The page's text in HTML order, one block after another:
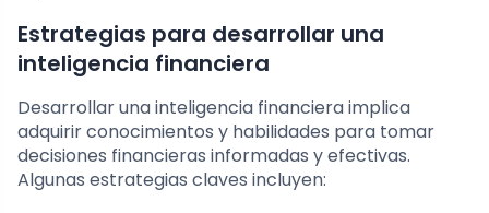
Estrategias para desarrollar una
inteligencia financiera
Desarrollar una inteligencia financiera implica
adquirir conocimientos y habilidades para tomar
decisiones financieras informadas y efectivas.
Algunas estrategias claves incluyen: